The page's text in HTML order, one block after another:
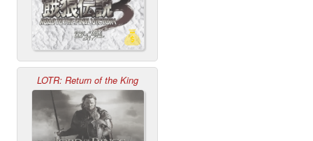
LOTR: Return of the King